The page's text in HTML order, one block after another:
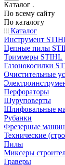
Каталог
По всему сайту
По каталогу
Каталог
Инструмент
Цепные пилы
Триммеры STIHL
Газонокосилки
Очистительные
Перфораторы
Шуруповерты
Шлифовальные
Рубанки
Фрезерные
Технические
Пилы
Миксеры
Граверы